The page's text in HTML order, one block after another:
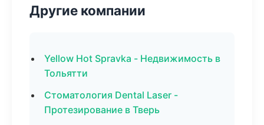
Другие компании
Yellow Hot Spravka - Недвижимость в
Тольятти
Стоматология Dental Laser -
Протезирование в Тверь